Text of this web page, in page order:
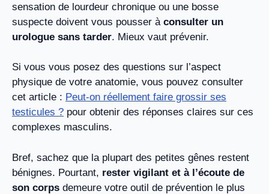
sensation de lourdeur chronique ou une bosse
suspecte doivent vous pousser à consulter un
urologue sans tarder. Mieux vaut prévenir.
Si vous vous posez des questions sur l’aspect
physique de votre anatomie, vous pouvez consulter
cet article : Peut-on réellement faire grossir ses
testicules ? pour obtenir des réponses claires sur ces
complexes masculins.
Bref, sachez que la plupart des petites gênes restent
bénignes. Pourtant, rester vigilant et à l’écoute de
son corps demeure votre outil de prévention le plus